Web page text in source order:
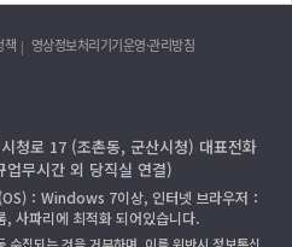
책 영상정보처리기기운영·관리방침
청로 17 (조촌동, 군산시청) 대표전화
무시간 외 당직실 연결)
：Windows 7이상, 인터넷 브라우저：
사파리에 최적화 되어있습니다.
수집되는 것을 거부하며, 이를 위반시 정보통신